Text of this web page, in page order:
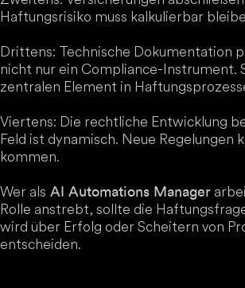
Haftungsrisiko muss kalkulierbar
Drittens: Technische Dokumentation
nicht nur ein Compliance-Instrument.
zentralen Element in
Viertens: Die rechtliche Entwicklung
Feld ist dynamisch. Neue Regelungen
kommen.
Wer als AI Automations Manager
Rolle anstrebt, sollte die
wird über Erfolg oder Scheitern von
entscheiden.